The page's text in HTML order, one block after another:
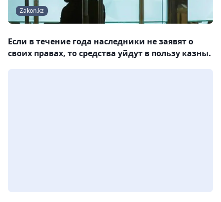
Zakon.kz
Если в течение года наследники не заявят о
своих правах, то средства уйдут в пользу казны.